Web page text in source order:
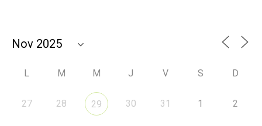
L M M J V S D
27 28 29 30 31 1 2